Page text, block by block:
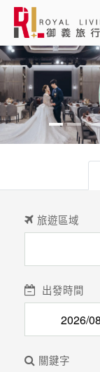
旅遊區域
出發時間
關鍵字